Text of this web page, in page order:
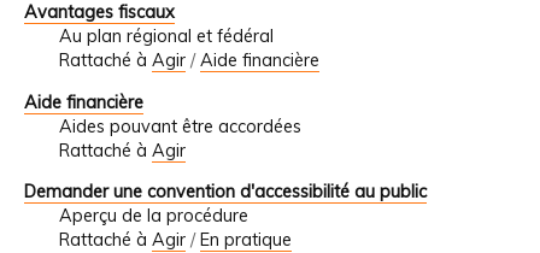
Avantages fiscaux
Au plan régional et fédéral
Rattaché à Agir /Aide financière
Aide financière
Aides pouvant être accordées
Rattaché à Agir
Demander une convention d'accessibilité au public
Aperçu de la procédure
Rattaché à Agir /En pratique